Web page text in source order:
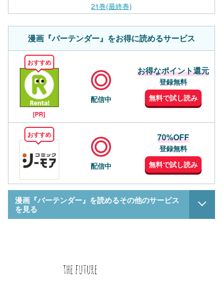
21巻(最終巻)
漫画『バーテンダー』をお得に読めるサービス
おすすめ
[PR]
配信中
お得なポイント還元
登録無料
無料で試し読み
おすすめ
配信中
70%OFF
登録無料
無料で試し読み
漫画『バーテンダー』を読めるその他のサービス
を見る